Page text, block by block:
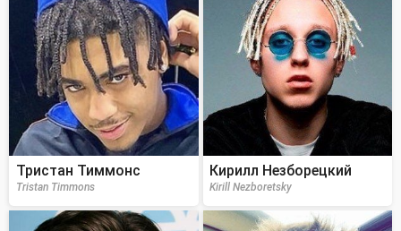
Тристан Тиммонс
Tristan Timmons
Кирилл Незборецкий
Kirill Nezboretsky